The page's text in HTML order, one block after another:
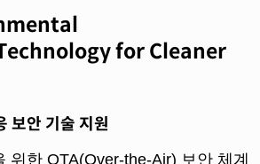
for Cleaner
보안 기술 지원
위한 OTA(Over-the-Air) 보안 체계